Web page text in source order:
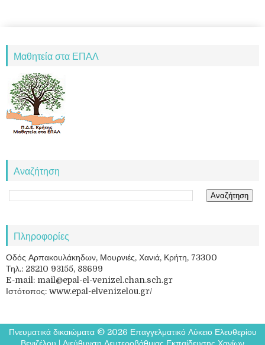
Μαθητεία στα ΕΠΑΛ
Αναζήτηση
Πληροφορίες
Οδός Αρπακουλάκηδων, Μουρνιές, Χανιά, Κρήτη, 73300
Τηλ.: 28210 93155, 88699
E-mail: mail@epal-el-venizel.chan.sch.gr
Ιστότοπος: www.epal-elvenizelou.gr/
Πνευματικά δικαιώματα © 2026 Επαγγελματικό Λύκειο Ελευθερίου
Βενιζέλου | Διεύθυνση Δευτεροβάθμιας Εκπαίδευσης Χανίων